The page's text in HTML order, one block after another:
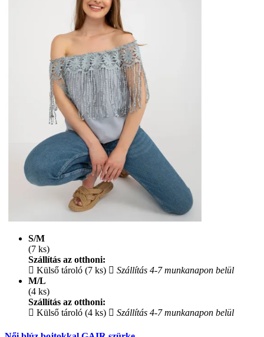
S/M
(7 ks)
Szállítás az otthoni:
Külső tároló (7 ks)
Szállítás 4-7 munkanapon belül
M/L
(4 ks)
Szállítás az otthoni:
Külső tároló (4 ks)
Szállítás 4-7 munkanapon belül